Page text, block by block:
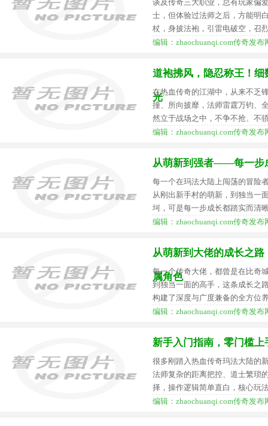
谈及传奇三大职业，总有玩家偏
士，但体验过法师之后，方能明
杖，身披法袍，引雷电破空，召
编辑：zhaochuanqi.com传奇发
道袍拂风，隐忍称王！
光
在热血传奇的江湖中，从来不乏
撞、所向披靡，法师雷霆万钧、
然立于战场之中，不争不抢、不
编辑：zhaochuanqi.com传奇发
从萌新到强者——每一步
每一个在玛法大陆上闯荡的冒险
从刚出新手村的萌新，到独当一
坷，可是每一步成长都踏实而清
编辑：zhaochuanqi.com传奇发
从萌新到大佬的成长之
属角色
每一个传奇大佬，都曾是在比奇
到独当一面的高手，这条成长之
构建了深度与广度兼备的全方位
编辑：zhaochuanqi.com传奇发
新手入门指南，零门槛
很多刚踏入热血传奇玛法大陆的
法师复杂的距离把控、道士繁琐
择，操作逻辑简单直白，核心玩
编辑：zhaochuanqi.com传奇发